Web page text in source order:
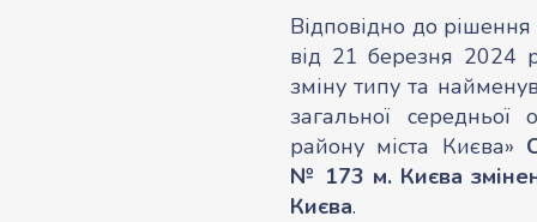
Відповідно до рішення
від 21 березня
зміну типу та
загальної середньої
району міста Києва»
№ 173 м. Києва
Києва.